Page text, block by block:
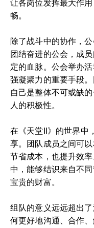
让各岗位发挥最大作
畅。
除了战斗中的协作，
团结奋进的公会，成
定的血脉。公会举办
强凝聚力的重要手段
自己是整体不可或缺
人的积极性。
在《天堂II》的世界中
享。团队成员之间可
节省成本，也提升效
中，能够结识来自不
宝贵的财富。
组队的意义远远超出
何更好地沟通、合作